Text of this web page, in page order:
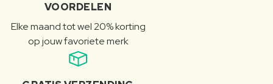
VOORDELEN
Elke maand tot wel 20% korting
op jouw favoriete merk